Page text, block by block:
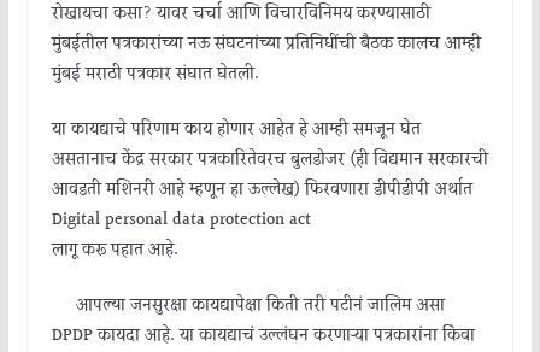
रोखायचा कसा? यावर चर्चा आणि विचारविनिमय करण्यासाठी
मुंबईतील पत्रकारांच्या नऊ संघटनांच्या प्रतिनिधींची बैठक कालच आम्ही
मुंबई मराठी पत्रकार संघात घेतली.
या कायद्याचे परिणाम काय होणार आहेत हे आम्ही समजून घेत
असतानाच केंद्र सरकार पत्रकारितेवरच बुलडोजर (ही विद्यमान सरकारची
आवडती मशिनरी आहे म्हणून हा ऊल्लेख) फिरवणारा डीपीडीपी अर्थात
Digital personal data protection act
लागू करू पहात आहे.
आपल्या जनसुरक्षा कायद्यापेक्षा किती तरी पटीनं जालिम असा
DPDP कायदा आहे. या कायद्याचं उल्लंघन करणाऱ्या पत्रकारांना किंवा